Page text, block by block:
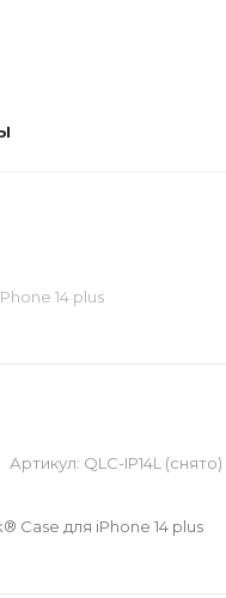
14 plus
Артикул: QLC-IP14L (снято)
Case для iPhone 14 plus